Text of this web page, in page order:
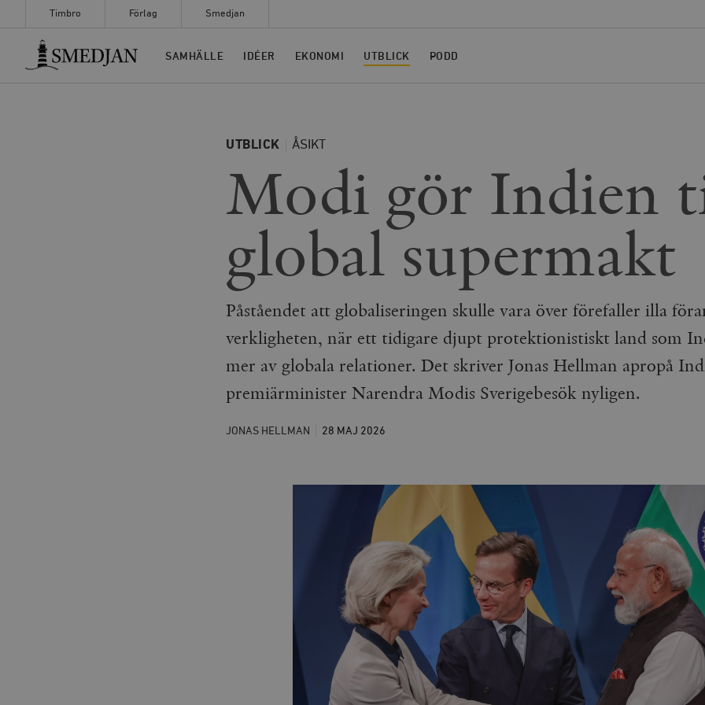
Timbro Förlag Smedjan
Timbro
SAMHÄLLE IDÉER EKONOMI UTBLICK PODD
UTBLICK ÅSIKT
Modi gör Indien
global supermakt
Påståendet att globaliseringen skulle vara över förefaller illa
verkligheten, när ett tidigare djupt protektionistiskt land som
mer av globala relationer. Det skriver Jonas Hellman apropå
premiärminister Narendra Modis Sverigebesök nyligen.
JONAS HELLMAN 28 MAJ 2026